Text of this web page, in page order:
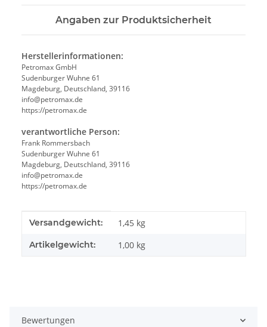
Angaben zur Produktsicherheit
Herstellerinformationen:
Petromax GmbH
Sudenburger Wuhne 61
Magdeburg, Deutschland, 39116
info@petromax.de
https://petromax.de
verantwortliche Person:
Frank Rommersbach
Sudenburger Wuhne 61
Magdeburg, Deutschland, 39116
info@petromax.de
https://petromax.de
Produkteigenschaft
Wert
Versandgewicht: 1,45 kg
Artikelgewicht: 1,00 kg
Bewertungen